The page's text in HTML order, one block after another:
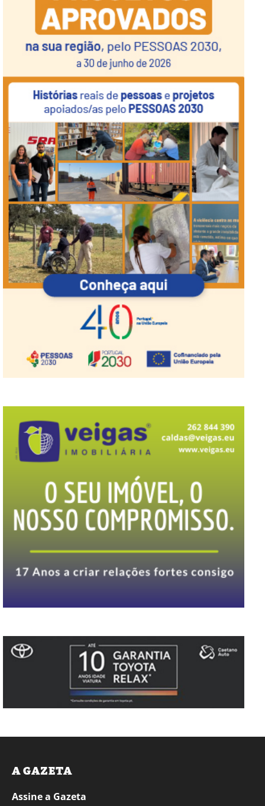
A GAZETA
Assine a Gazeta